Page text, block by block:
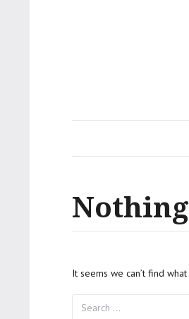
It seems we can’t find
for: